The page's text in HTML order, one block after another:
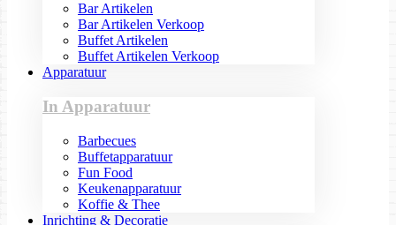
Bar Artikelen
Bar Artikelen Verkoop
Buffet Artikelen
Buffet Artikelen Verkoop
Apparatuur
In Apparatuur
Barbecues
Buffetapparatuur
Fun Food
Keukenapparatuur
Koffie & Thee
Inrichting & Decoratie